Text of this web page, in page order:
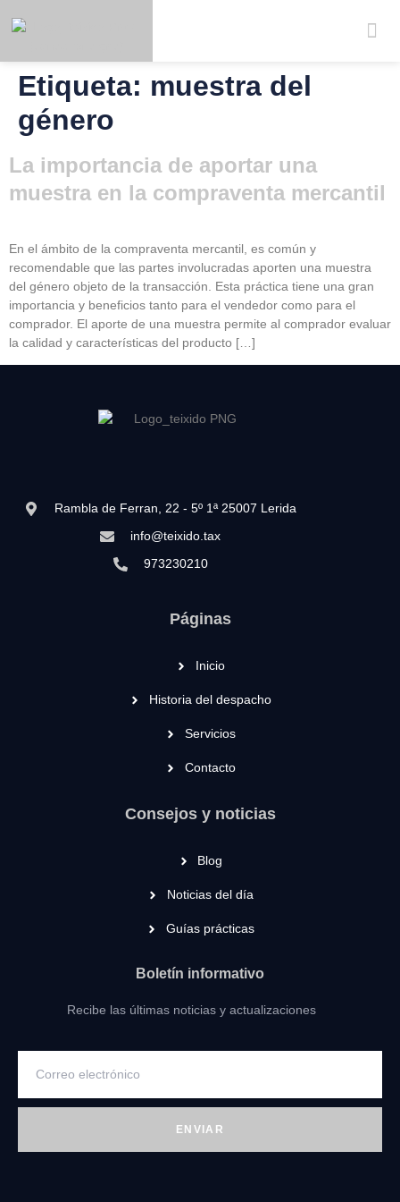
Registrar
Etiqueta: muestra del
género
La importancia de aportar una
muestra en la compraventa mercantil
En el ámbito de la compraventa mercantil, es común y
recomendable que las partes involucradas aporten una muestra
del género objeto de la transacción. Esta práctica tiene una gran
importancia y beneficios tanto para el vendedor como para el
comprador. El aporte de una muestra permite al comprador evaluar
la calidad y características del producto […]
Rambla de Ferran, 22 - 5º 1ª 25007 Lerida
info@teixido.tax
973230210
Páginas
Inicio
Historia del despacho
Servicios
Contacto
Consejos y noticias
Blog
Noticias del día
Guías prácticas
Boletín informativo
Recibe las últimas noticias y actualizaciones
ENVIAR